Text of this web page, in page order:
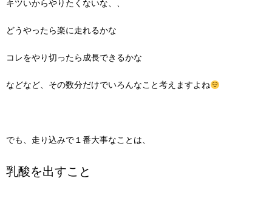
キツいからやりたくないな、、
どうやったら楽に走れるかな
コレをやり切ったら成長できるかな
などなど、その数分だけでいろんなこと考えますよね
でも、走り込みで１番大事なことは、
乳酸を出すこと